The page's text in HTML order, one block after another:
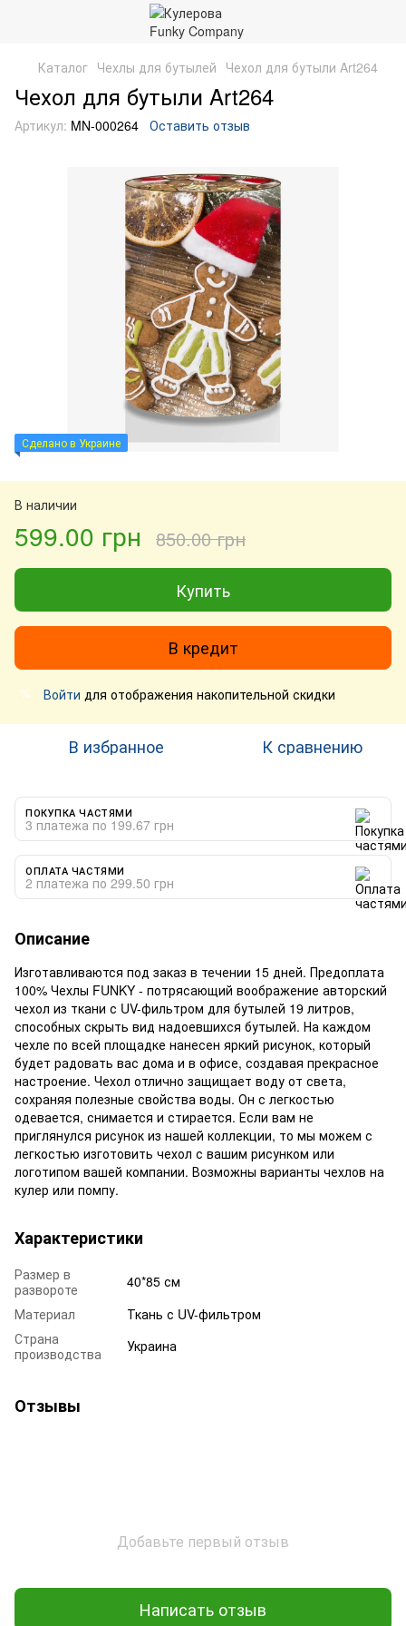
Каталог Чехлы для бутылей Чехол для бутыли Art264
Чехол для бутыли Art264
Артикул: MN-000264 Оставить отзыв
Сделано в Украине
В наличии
599.00 грн 850.00 грн
Купить
В кредит
% Войти для отображения накопительной скидки
В избранное К сравнению
ПОКУПКА ЧАСТЯМИ
3 платежа по 199.67 грн
ОПЛАТА ЧАСТЯМИ
2 платежа по 299.50 грн
Описание
Изготавливаются под заказ в течении 15 дней. Предоплата
100% Чехлы FUNKY - потрясающий воображение авторский
чехол из ткани с UV-фильтром для бутылей 19 литров,
способных скрыть вид надоевшихся бутылей. На каждом
чехле по всей площадке нанесен яркий рисунок, который
будет радовать вас дома и в офисе, создавая прекрасное
настроение. Чехол отлично защищает воду от света,
сохраняя полезные свойства воды. Он с легкостью
одевается, снимается и стирается. Если вам не
приглянулся рисунок из нашей коллекции, то мы можем с
легкостью изготовить чехол с вашим рисунком или
логотипом вашей компании. Возможны варианты чехлов на
кулер или помпу.
Характеристики
Размер в
развороте
40*85 см
Материал
Ткань с UV-фильтром
Страна
производства
Украина
Отзывы
Добавьте первый отзыв
Написать отзыв